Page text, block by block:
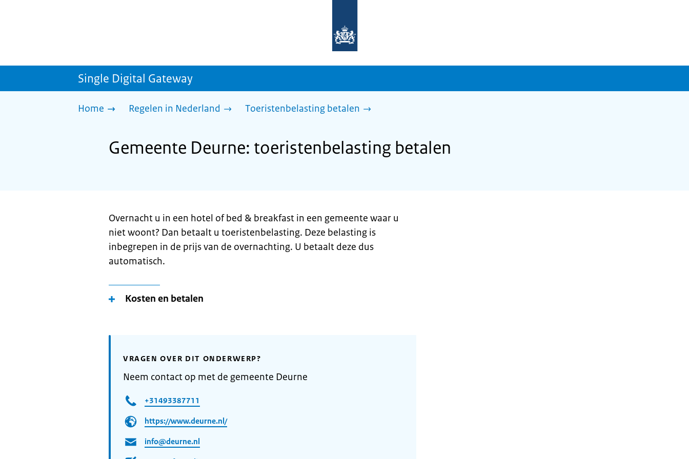
homepage
sdg.rijksoverheid.nl
Single Digital Gateway
Home Regelen in Nederland Toeristenbelasting betalen
Gemeente Deurne: toeristenbelasting betalen
Overnacht u in een hotel of bed & breakfast in een gemeente waar u
niet woont? Dan betaalt u toeristenbelasting. Deze belasting is
inbegrepen in de prijs van de overnachting. U betaalt deze dus
automatisch.
Kosten en betalen
VRAGEN OVER DIT ONDERWERP?
Neem contact op met de gemeente Deurne
+31493387711
https://www.deurne.nl/
info@deurne.nl